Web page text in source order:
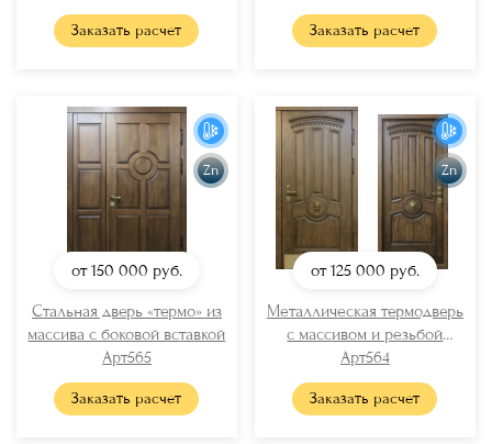
Заказать расчет Заказать расчет
Zn
от 150 000 руб.
Стальная дверь «термо» из
массива с боковой вставкой
Арт565
Заказать расчет
Zn
от 125 000 руб.
Металлическая термодверь
с массивом и резьбой
(кнокер + отбойник)
Арт564
Заказать расчет